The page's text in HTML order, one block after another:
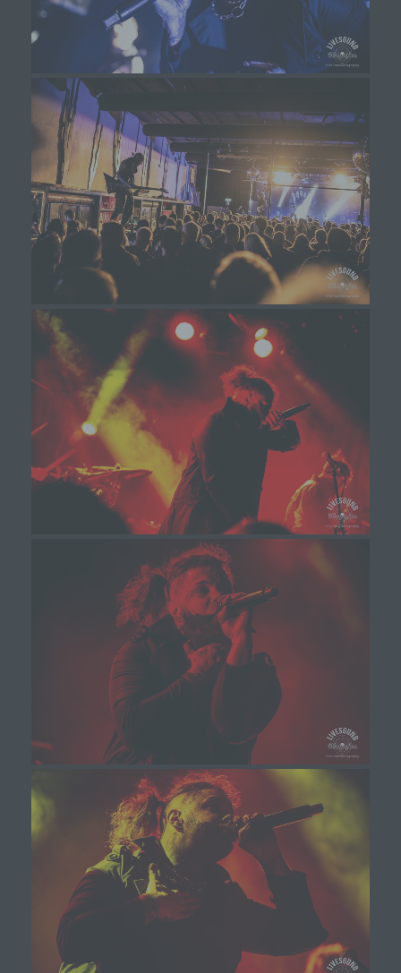
dieser Internetseite nutzerfreundlichere Services
bereitstellen, die ohne die Cookie-Setzung nicht
möglich wären.
Mittels eines Cookies können die Informationen
und Angebote auf unserer Internetseite im Sinne
des Benutzers optimiert werden. Cookies
ermöglichen uns, wie bereits erwähnt, die
Benutzer unserer Internetseite wiederzuerkennen.
Zweck dieser Wiedererkennung ist es, den
Nutzern die Verwendung unserer Internetseite zu
erleichtern. Der Benutzer einer Internetseite, die
Cookies verwendet, muss beispielsweise nicht bei
jedem Besuch der Internetseite erneut seine
Zugangsdaten eingeben, weil dies von der
Internetseite und dem auf dem Computersystem
des Benutzers abgelegten Cookie übernommen
wird. Ein weiteres Beispiel ist das Cookie eines
Warenkorbes im Online-Shop. Der Online-Shop
merkt sich die Artikel, die ein Kunde in den
virtuellen Warenkorb gelegt hat, über ein Cookie.
Die betroffene Person kann die Setzung von
Cookies durch unsere Internetseite jederzeit
mittels einer entsprechenden Einstellung des
genutzten Internetbrowsers verhindern und damit
der Setzung von Cookies dauerhaft
widersprechen. Ferner können bereits gesetzte
Cookies jederzeit über einen Internetbrowser oder
andere Softwareprogramme gelöscht werden. Dies
ist in allen gängigen Internetbrowsern möglich.
Deaktiviert die betroffene Person die Setzung von
Cookies in dem genutzten Internetbrowser, sind
unter Umständen nicht alle Funktionen unserer
Internetseite vollumfänglich nutzbar.
Erfassung von allgemeinen Daten und
Informationen
Die Internetseite erfasst mit jedem Aufruf der
Internetseite durch eine betroffene Person oder ein
automatisiertes System eine Reihe von allgemeinen
Daten und Informationen. Diese allgemeinen Daten und
Informationen werden in den Logfiles des Servers
gespeichert. Erfasst werden können die (1)
verwendeten Browsertypen und Versionen, (2) das
vom zugreifenden System verwendete
Betriebssystem, (3) die Internetseite, von welcher ein
zugreifendes System auf unsere Internetseite gelangt
(sogenannte Referrer), (4) die Unterwebseiten, welche
über ein zugreifendes System auf unserer Internetseite
angesteuert werden, (5) das Datum und die Uhrzeit
eines Zugriffs auf die Internetseite, (6) eine Internet-
Protokoll-Adresse (IP-Adresse), (7) der Internet-
Service-Provider des zugreifenden Systems und (8)
sonstige ähnliche Daten und Informationen, die der
Gefahrenabwehr im Falle von Angriffen auf unsere
informationstechnologischen Systeme dienen.